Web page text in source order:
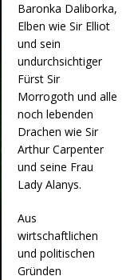
Baronka Daliborka,
Elben wie Sir Elliot
und sein
undurchsichtiger
Fürst Sir
Morrogoth und alle
noch lebenden
Drachen wie Sir
Arthur Carpenter
und seine Frau
Lady Alanys.
Aus
wirtschaftlichen
und politischen
Gründen